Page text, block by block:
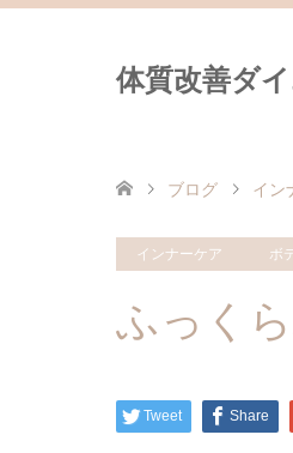
体質改善ダ
ブログ イン
インナーケア ボ
ふっく
Tweet Share